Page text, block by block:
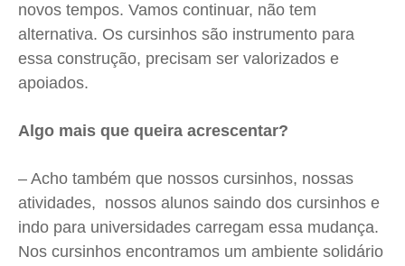
novos tempos. Vamos continuar, não tem
alternativa. Os cursinhos são instrumento para
essa construção, precisam ser valorizados e
apoiados.
Algo mais que queira acrescentar?
– Acho também que nossos cursinhos, nossas
atividades, nossos alunos saindo dos cursinhos e
indo para universidades carregam essa mudança.
Nos cursinhos encontramos um ambiente solidário